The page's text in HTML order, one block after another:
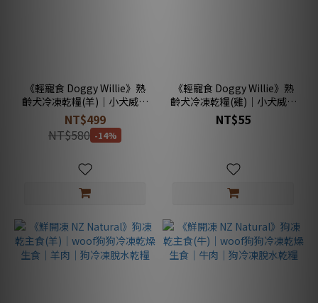
《輕寵食 Doggy Willie》熟
齡犬冷凍乾糧(羊)｜小犬威利
熟食凍乾主食｜無麩覆盆子
燉蔬羊肉※
NT$499
NT$580 -14%
《輕寵食 Doggy Willie》熟
齡犬冷凍乾糧(雞)｜小犬威利
熟食凍乾主食｜無麩南瓜鮮
蔬雞肉
NT$55